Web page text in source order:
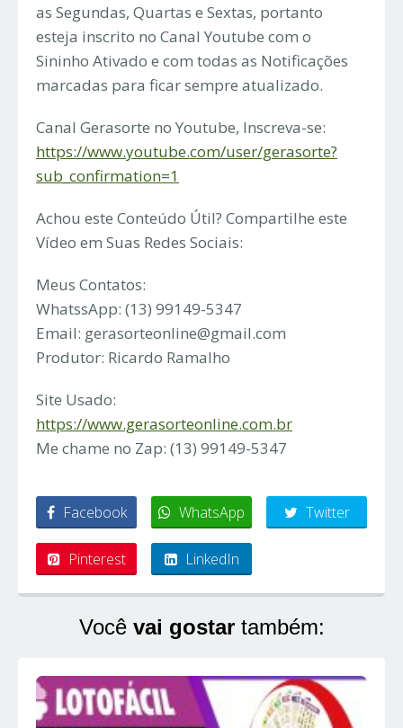
as Segundas, Quartas e Sextas, portanto
esteja inscrito no Canal Youtube com o
Sininho Ativado e com todas as Notificações
marcadas para ficar sempre atualizado.
Canal Gerasorte no Youtube, Inscreva-se:
https://www.youtube.com/user/gerasorte?
sub_confirmation=1
Achou este Conteúdo Útil? Compartilhe este
Vídeo em Suas Redes Sociais:
Meus Contatos:
WhatssApp: (13) 99149-5347
Email: gerasorteonline@gmail.com
Produtor: Ricardo Ramalho
Site Usado:
https://www.gerasorteonline.com.br
Me chame no Zap: (13) 99149-5347
Facebook WhatsApp Twitter
Pinterest LinkedIn
Você vai gostartambém: